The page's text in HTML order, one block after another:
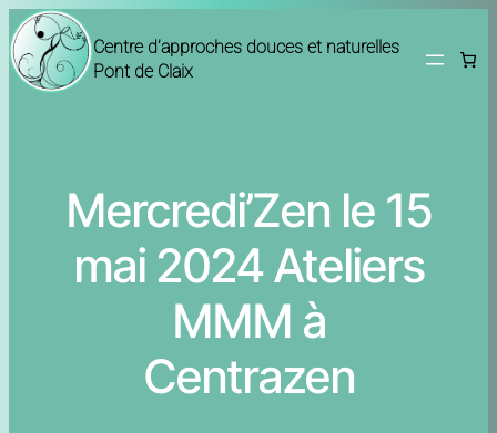
Centre d’approches douces et naturelles
Pont de Claix
Mercredi’Zen le 15
mai 2024 Ateliers
MMM à
Centrazen